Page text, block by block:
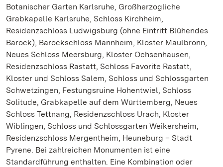
Botanischer Garten Karlsruhe, Großherzogliche
Grabkapelle Karlsruhe, Schloss Kirchheim,
Residenzschloss Ludwigsburg (ohne Eintritt Blühendes
Barock), Barockschloss Mannheim, Kloster Maulbronn,
Neues Schloss Meersburg, Kloster Ochsenhausen,
Residenzschloss Rastatt, Schloss Favorite Rastatt,
Kloster und Schloss Salem, Schloss und Schlossgarten
Schwetzingen, Festungsruine Hohentwiel, Schloss
Solitude, Grabkapelle auf dem Württemberg, Neues
Schloss Tettnang, Residenzschloss Urach, Kloster
Wiblingen, Schloss und Schlossgarten Weikersheim,
Residenzschloss Mergentheim, Heuneburg – Stadt
Pyrene. Bei zahlreichen Monumenten ist eine
Standardführung enthalten. Eine Kombination oder